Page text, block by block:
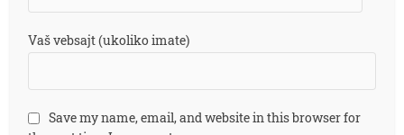
Vaš vebsajt (ukoliko imate)
Save my name, email, and website in this browser for